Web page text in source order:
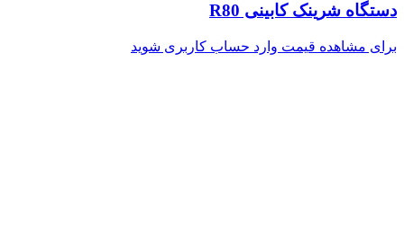
دستگاه شرینک کابینی R80
برای مشاهده قیمت وارد حساب کاربری شوید